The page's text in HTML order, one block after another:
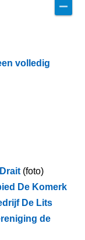
volledig
(foto)
De Komerk
De Lits
de